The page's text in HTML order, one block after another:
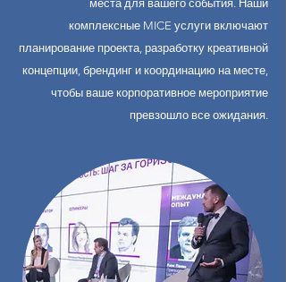
места для вашего события. Наши
комплексные MICE услуги включают
планирование проекта, разработку креативной
концепции, брендинг и координацию на месте,
чтобы ваше корпоративное мероприятие
превзошло все ожидания.